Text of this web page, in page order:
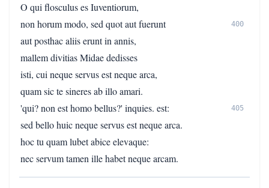
O qui flosculus es Iuventiorum,
non horum modo, sed quot aut fuerunt
400
aut posthac aliis erunt in annis,
mallem divitias Midae dedisses
isti, cui neque servus est neque arca,
quam sic te sineres ab illo amari.
'qui? non est homo bellus?' inquies. est:
405
sed bello huic neque servus est neque arca.
hoc tu quam lubet abice elevaque:
nec servum tamen ille habet neque arcam.